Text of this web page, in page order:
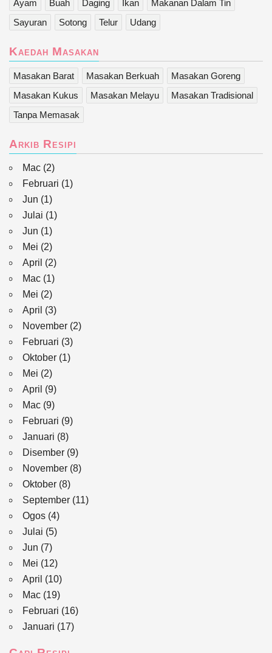
Ayam Buah Daging Ikan
Makanan Dalam Tin
Sayuran
Sotong Telur Udang
Kaedah Masakan
Masakan Barat Masakan Berkuah
Masakan Goreng
Masakan Kukus
Masakan Melayu
Masakan Tradisional
Tanpa Memasak
Arkib Resipi
Mac (2)
Februari (1)
Jun (1)
Julai (1)
Jun (1)
Mei (2)
April (2)
Mac (1)
Mei (2)
April (3)
November (2)
Februari (3)
Oktober (1)
Mei (2)
April (9)
Mac (9)
Februari (9)
Januari (8)
Disember (9)
November (8)
Oktober (8)
September (11)
Ogos (4)
Julai (5)
Jun (7)
Mei (12)
April (10)
Mac (19)
Februari (16)
Januari (17)